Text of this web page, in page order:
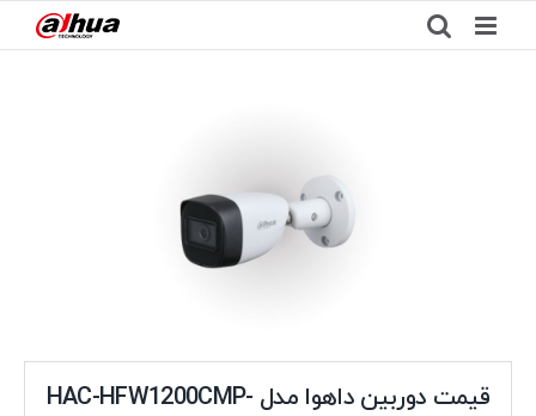
to
قیمت دوربین داهوا مدل HAC-HFW1200CMP-